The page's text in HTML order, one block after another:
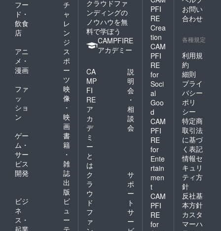
フー
ド・
飲食
店
チ
ャ
レ
ン
ジ
アニ
メ・
漫画
ス
ポ
ー
ツ
ファ
ッ
ショ
ン
映
像
・
映
画
ゲー
ム・
サー
ビス
開発
書
籍
・
雑
誌
出
版
ビジ
ネ
ス・
ビ
ュ
ー
クラウドファ
ンディングの
ノウハウを無
料で学ぼう
CAMPFIRE
アカデミー
CA
MP
FI
RE
ア
カ
デ
ミ
ー
と
は
説
明
会
・
相
談
会
ク
ラ
ウ
ド
フ
ァ
サ
ポ
ー
ト
サ
ー
PFI
RE
Crea
tion
CAM
PFI
RE
for
Soci
al
Goo
d
CAM
PFI
RE
for
Ente
rtain
men
t
CAM
PFI
RE
for
お問い
合わせ
各種規定
利用規
約
細則
プライ
バシー
ポリ
シー
特定商
取引法
に基づ
く表記
情報セ
キュリ
ティ方
針
反社基
本方針
カスタ
マーハ